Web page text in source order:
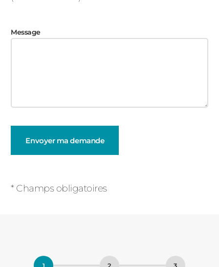
Message
* Champs obligatoires